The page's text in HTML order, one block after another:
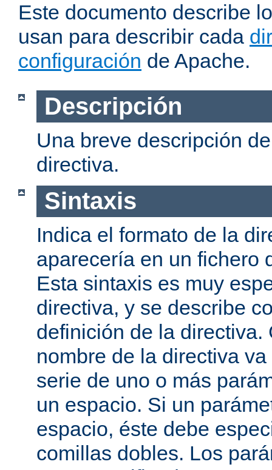
Este documento describe
usan para describir cada
configuración de Apache.
Descripción
Una breve descripción
directiva.
Sintaxis
Indica el formato de la
aparecería en un fichero
Esta sintaxis es muy
directiva, y se describe
definición de la directiva.
nombre de la directiva
serie de uno o más
un espacio. Si un
espacio, éste debe
comillas dobles. Los